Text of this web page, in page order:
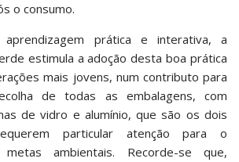
o consumo.
prática e interativa, a
estimula a adoção desta boa prática
mais jovens, num contributo para
de todas as embalagens, com
de vidro e alumínio, que são os dois
particular atenção para o
ambientais. Recorde-se que,